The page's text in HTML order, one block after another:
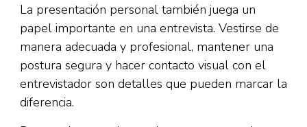
La presentación personal también juega un
papel importante en una entrevista. Vestirse de
manera adecuada y profesional, mantener una
postura segura y hacer contacto visual con el
entrevistador son detalles que pueden marcar la
diferencia.